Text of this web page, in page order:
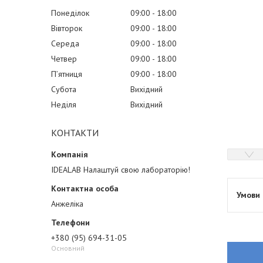
Понеділок 09:00
18:00
Вівторок
09:00
18:00
Середа
09:00
18:00
Четвер
09:00
18:00
Пʼятниця
09:00
18:00
Субота
Вихідний
Неділя
Вихідний
КОНТАКТИ
IDEALAB Налаштуй свою лабораторію!
Анжеліка
+380 (95) 694-31-05
Основний